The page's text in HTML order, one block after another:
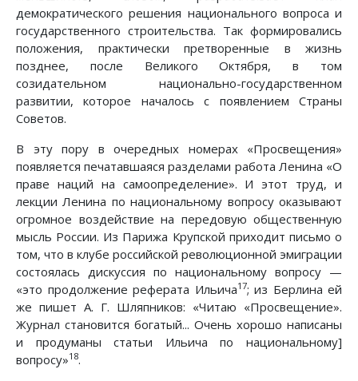
демократического решения национального вопроса и
государственного строительства. Так формировались
положения, практически претворенные в жизнь
позднее, после Великого Октября, в том
созидательном национально-государственном
развитии, которое началось с появлением Страны
Советов.
В эту пору в очередных номерах «Просвещения»
появляется печатавшаяся разделами работа Ленина «О
праве наций на самоопределение». И этот труд, и
лекции Ленина по национальному вопросу оказывают
огромное воздействие на передовую общественную
мысль России. Из Парижа Крупской приходит письмо о
том, что в клубе российской революционной эмиграции
состоялась дискуссия по национальному вопросу —
«это продолжение реферата Ильича17; из Берлина ей
же пишет А. Г. Шляпников: «Читаю «Просвещение».
Журнал становится богатый... Очень хорошо написаны
и продуманы статьи Ильича по национальному]
вопросу»18.